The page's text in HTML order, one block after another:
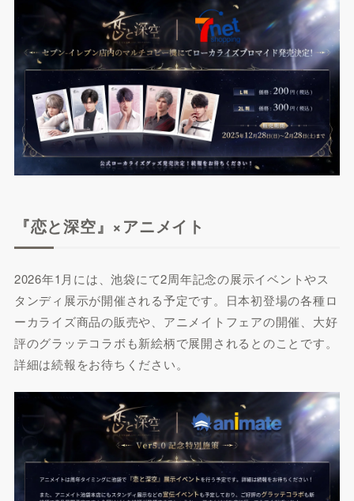
『恋と深空』×アニメイト
2026年1月には、池袋にて2周年記念の展示イベントやス
タンディ展示が開催される予定です。日本初登場の各種ロ
ーカライズ商品の販売や、アニメイトフェアの開催、大好
評のグラッテコラボも新絵柄で展開されるとのことです。
詳細は続報をお待ちください。